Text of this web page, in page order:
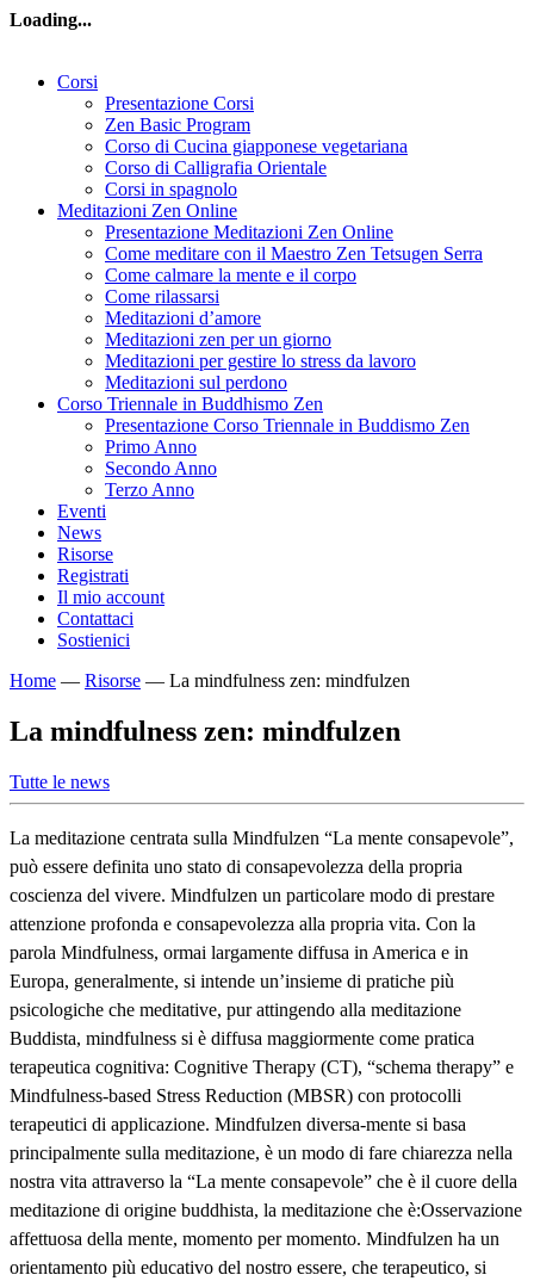
Loading...
Corsi
Presentazione Corsi
Zen Basic Program
Corso di Cucina giapponese vegetariana
Corso di Calligrafia Orientale
Corsi in spagnolo
Meditazioni Zen Online
Presentazione Meditazioni Zen Online
Come meditare con il Maestro Zen Tetsugen Serra
Come calmare la mente e il corpo
Come rilassarsi
Meditazioni d’amore
Meditazioni zen per un giorno
Meditazioni per gestire lo stress da lavoro
Meditazioni sul perdono
Corso Triennale in Buddhismo Zen
Presentazione Corso Triennale in Buddismo Zen
Primo Anno
Secondo Anno
Terzo Anno
Eventi
News
Risorse
Registrati
Il mio account
Contattaci
Sostienici
Home — Risorse — La mindfulness zen: mindfulzen
La mindfulness zen: mindfulzen
Tutte le news
La meditazione centrata sulla Mindfulzen “La mente consapevole”,
può essere definita uno stato di consapevolezza della propria
coscienza del vivere. Mindfulzen un particolare modo di prestare
attenzione profonda e consapevolezza alla propria vita. Con la
parola Mindfulness, ormai largamente diffusa in America e in
Europa, generalmente, si intende un’insieme di pratiche più
psicologiche che meditative, pur attingendo alla meditazione
Buddista, mindfulness si è diffusa maggiormente come pratica
terapeutica cognitiva: Cognitive Therapy (CT), “schema therapy” e
Mindfulness-based Stress Reduction (MBSR) con protocolli
terapeutici di applicazione. Mindfulzen diversa-mente si basa
principalmente sulla meditazione, è un modo di fare chiarezza nella
nostra vita attraverso la “La mente consapevole” che è il cuore della
meditazione di origine buddhista, la meditazione che è:Osservazione
affettuosa della mente, momento per momento. Mindfulzen ha un
orientamento più educativo del nostro essere, che terapeutico, si